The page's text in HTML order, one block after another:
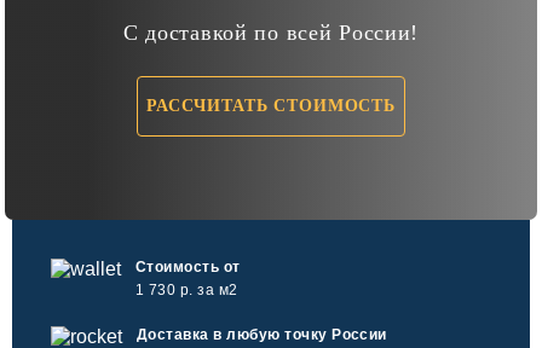
С доставкой по всей России!
РАССЧИТАТЬ СТОИМОСТЬ
Стоимость от
1 730 р. за м2
Доставка в любую точку России